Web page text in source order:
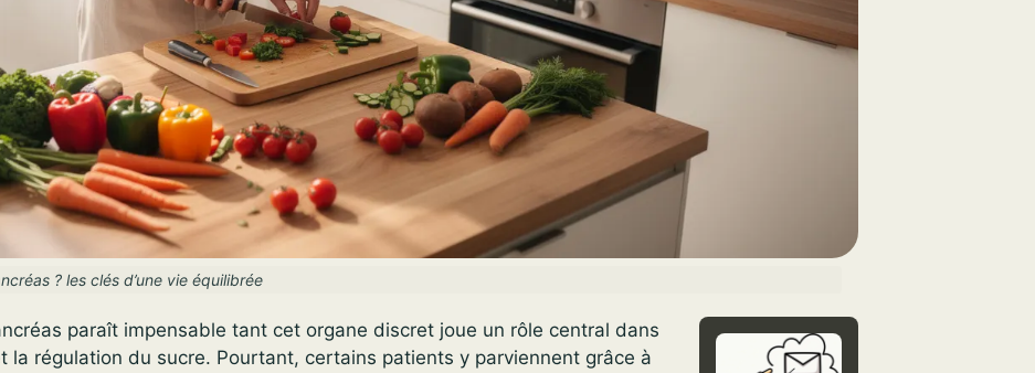
? les clés d’une vie équilibrée
paraît impensable tant cet organe discret joue un rôle central dans
la régulation du sucre. Pourtant, certains patients y parviennent grâce à